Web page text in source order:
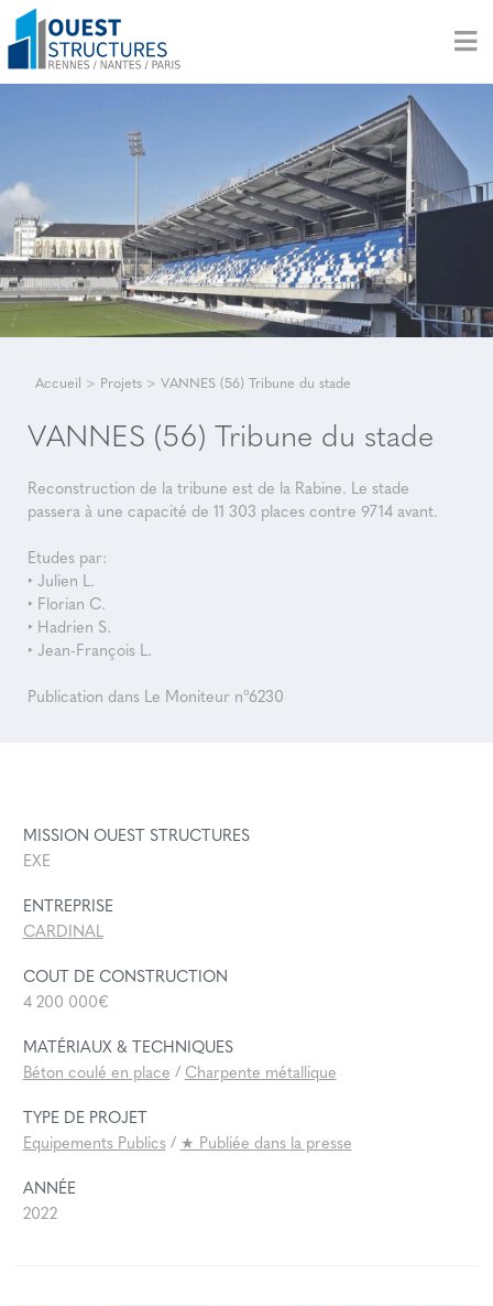
Accueil > Projets > VANNES (56) Tribune du stade
VANNES (56) Tribune du stade
Reconstruction de la tribune est de la Rabine. Le stade
passera à une capacité de 11 303 places contre 9714 avant.
Etudes par:
‣ Julien L.
‣ Florian C.
‣ Hadrien S.
‣ Jean-François L.
Publication dans Le Moniteur n°6230
MISSION OUEST STRUCTURES
EXE
ENTREPRISE
CARDINAL
COUT DE CONSTRUCTION
4 200 000€
MATÉRIAUX & TECHNIQUES
Béton coulé en place / Charpente métallique
TYPE DE PROJET
Equipements Publics/ ⁣⁣★ Publiée dans la presse
ANNÉE
2022